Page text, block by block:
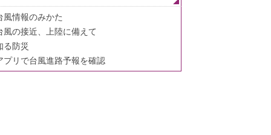
風情報のみかた
風の接近、上陸に備えて
る防災
プリで台風進路予報を確認